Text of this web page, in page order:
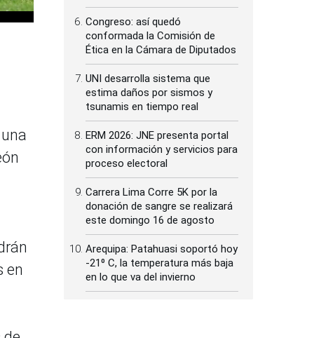
en
Congreso: así quedó
conformada la Comisión de
Ética en la Cámara de Diputados
UNI desarrolla sistema que
estima daños por sismos y
tsunamis en tiempo real
ERM 2026: JNE presenta portal
con información y servicios para
proceso electoral
Carrera Lima Corre 5K por la
donación de sangre se realizará
este domingo 16 de agosto
Arequipa: Patahuasi soportó hoy
-21⁰ C, la temperatura más baja
en lo que va del invierno